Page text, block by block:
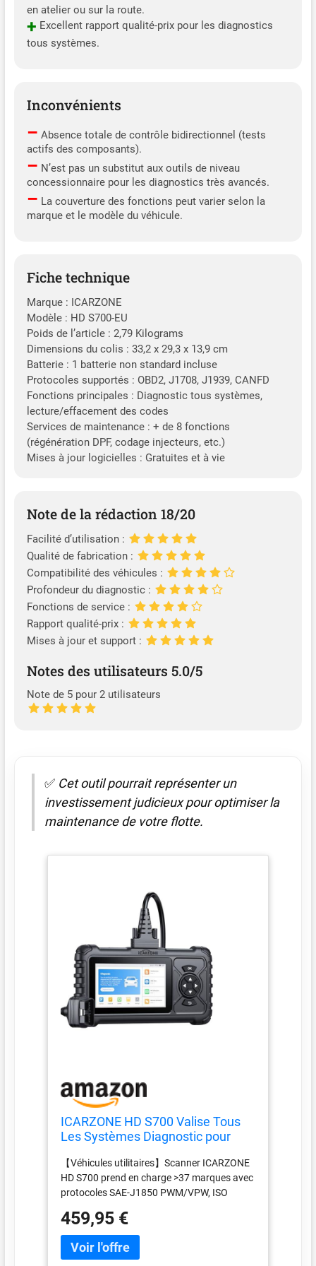
en atelier ou sur la route.
+ Excellent rapport qualité-prix pour les diagnostics
tous systèmes.
Inconvénients
– Absence totale de contrôle bidirectionnel (tests
actifs des composants).
– N’est pas un substitut aux outils de niveau
concessionnaire pour les diagnostics très avancés.
– La couverture des fonctions peut varier selon la
marque et le modèle du véhicule.
Fiche technique
Marque : ICARZONE
Modèle : HD S700-EU
Poids de l’article : 2,79 Kilograms
Dimensions du colis : 33,2 x 29,3 x 13,9 cm
Batterie : 1 batterie non standard incluse
Protocoles supportés : OBD2, J1708, J1939, CANFD
Fonctions principales : Diagnostic tous systèmes,
lecture/effacement des codes
Services de maintenance : + de 8 fonctions
(régénération DPF, codage injecteurs, etc.)
Mises à jour logicielles : Gratuites et à vie
Note de la rédaction 18/20
Facilité d’utilisation :
Qualité de fabrication :
Compatibilité des véhicules :
Profondeur du diagnostic :
Fonctions de service :
Rapport qualité-prix :
Mises à jour et support :
Notes des utilisateurs 5.0/5
Note de 5 pour 2 utilisateurs
✅Cet outil pourrait représenter un
investissement judicieux pour optimiser la
maintenance de votre flotte.
ICARZONE HD S700 Valise Tous
Les Systèmes Diagnostic pour
Diesel pour
Cummins/Freightliner/Paccar/Inte
rnational/Mack/Hino/Isuzu/etc
Mises à Jour à Vie Scanner
【Véhicules utilitaires】Scanner ICARZONE
HD S700 prend en charge >37 marques avec
protocoles SAE-J1850 PWM/VPW, ISO
CAN, J1708/J1939/CANFD. 8+ fonctions :
diagnostic complet, lecture/effacement
codes défaut, Compatible avec tous les
459,95 €